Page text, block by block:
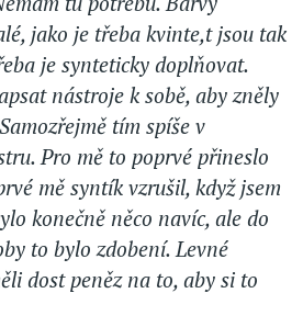
jako je třeba kvinte,t jsou tak
je synteticky doplňovat.
nástroje k sobě, aby zněly
tím spíše v
Pro mě to poprvé přineslo
mě syntík vzrušil, když jsem
konečně něco navíc, ale do
to bylo zdobení. Levné
dost peněz na to, aby si to